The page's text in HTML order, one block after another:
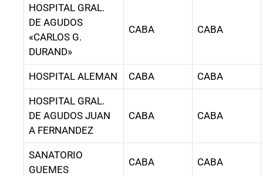
HOSPITAL GRAL.
DE AGUDOS
«CARLOS G.
DURAND»
CABA CABA
HOSPITAL ALEMAN CABA CABA
HOSPITAL GRAL.
DE AGUDOS JUAN
A FERNANDEZ
CABA CABA
SANATORIO
GUEMES
CABA CABA